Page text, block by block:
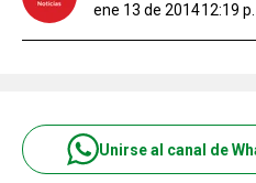
ene 13 de 201412:19
Unirse al canal de